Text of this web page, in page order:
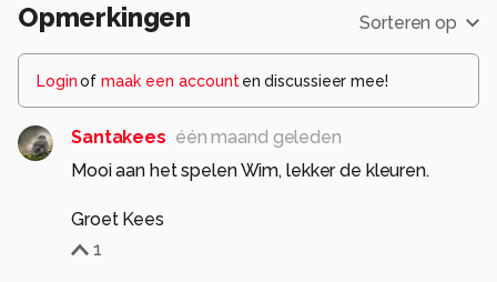
Opmerkingen Sorteren op
Loginof maak een account en discussieer mee!
Santakees één maand geleden
Mooi aan het spelen Wim, lekker de kleuren.
Groet Kees
1